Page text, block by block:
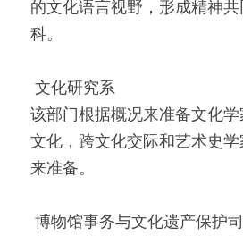
的文化语言视野，形成精神
科。
文化研究系
该部门根据概况来准备文化
文化，跨文化交际和艺术史
来准备。
博物馆事务与文化遗产保护司